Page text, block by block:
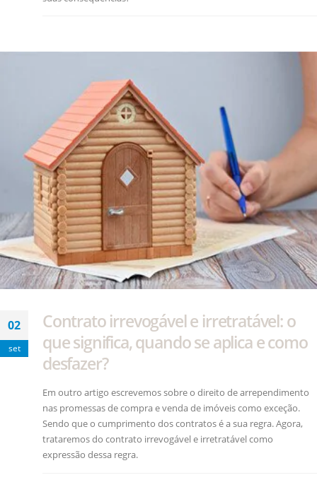
02
set
Contrato irrevogável e irretratável: o
que significa, quando se aplica e como
desfazer?
Em outro artigo escrevemos sobre o direito de arrependimento
nas promessas de compra e venda de imóveis como exceção.
Sendo que o cumprimento dos contratos é a sua regra. Agora,
trataremos do contrato irrevogável e irretratável como
expressão dessa regra.